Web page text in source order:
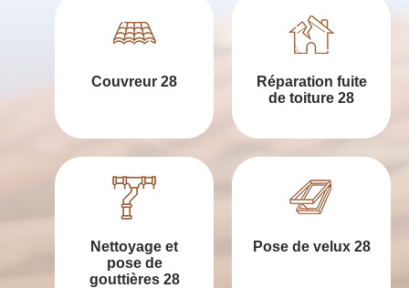
Couvreur 28
Réparation fuite
de toiture 28
Nettoyage et
pose de
gouttières 28
Pose de velux 28